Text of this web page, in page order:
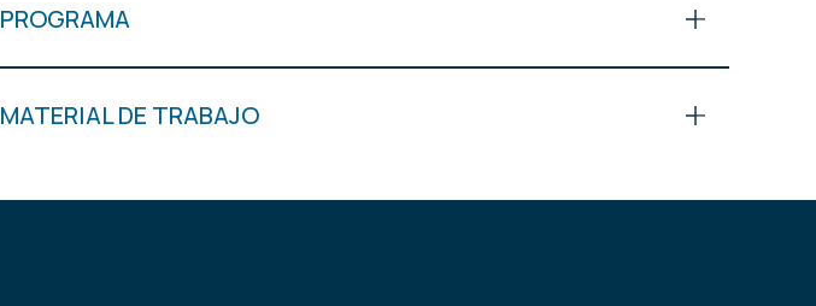
PROGRAMA
MATERIAL DE TRABAJO